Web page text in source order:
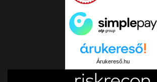
Árukereső.hu